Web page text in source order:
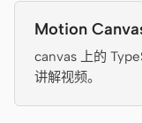
Motion
canvas 上的
讲解视频。